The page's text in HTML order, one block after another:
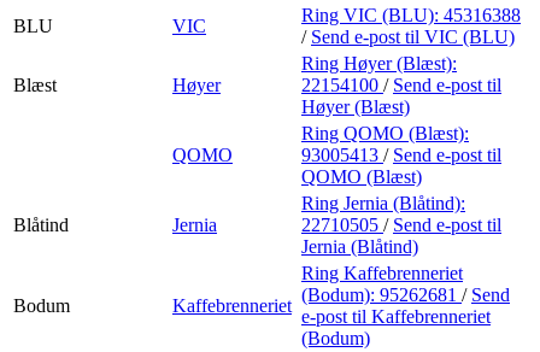
BLU
VIC
Ring VIC (BLU): 45316388
/ Send e-post til VIC (BLU)
Blæst Høyer
Ring Høyer (Blæst):
22154100 / Send e-post til
Høyer (Blæst)
QOMO
Ring QOMO (Blæst):
93005413 / Send e-post til
QOMO (Blæst)
Blåtind Jernia
Ring Jernia (Blåtind):
22710505 / Send e-post til
Jernia (Blåtind)
Bodum Kaffebrenneriet
Ring Kaffebrenneriet
(Bodum): 95262681 / Send
e-post til Kaffebrenneriet
(Bodum)